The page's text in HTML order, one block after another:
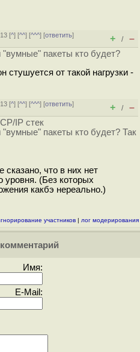
[^] [^^] [^^^] [ответить]
+ / –
пакеты кто будет?
стушуется от такой нагрузки -
[^] [^^] [^^^] [ответить]
+ / –
IP стек
пакеты кто будет? Так
что в них нет
уровня. (Без которых
какбэ нереально.)
участников | лог модерирования
Имя:
E-Mail: